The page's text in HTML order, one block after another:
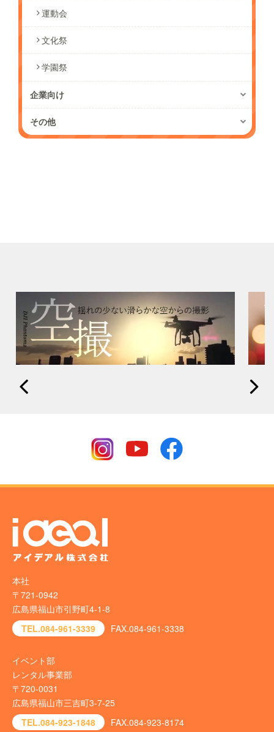
運動会
文化祭
学園祭
企業向け
その他
本社
〒721-0942
広島県福山市引野町4-1-8
TEL.084-961-3339
FAX.084-961-3338
イベント部
レンタル事業部
〒720-0031
広島県福山市三吉町3-7-25
TEL.084-923-1848
FAX.084-923-8174